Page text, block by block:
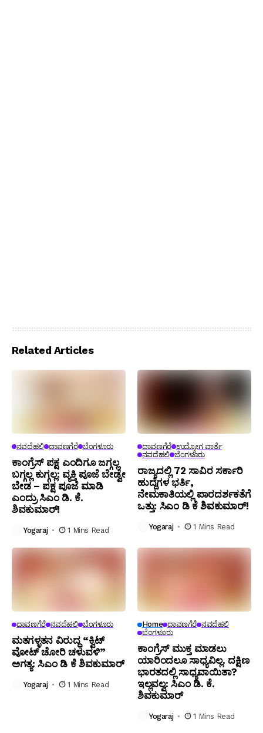
Related Articles
ನವದೆಹಲಿ ದಾವಣಗೆರೆ ಬೆಂಗಳೂರು
ಕಾಂಗ್ರೆಸ್ ಪಕ್ಷ ಎಂದಿಗೂ ಜಗ್ಗಲ್ಲ
ಬಗ್ಗಲ್ಲ ಕುಗ್ಗಲ್ಲ: ವ್ಯಕ್ತಿ ಪೂಜೆ ಬೇಡ್ವೇ
ಬೇಡ – ಪಕ್ಷ ಪೂಜೆ ಮಾಡಿ
ಎಂದ್ರು ಸಿಎಂ ಡಿ. ಕೆ.
ಶಿವಕುಮಾರ್!
Yogaraj 1 Mins Read
ದಾವಣಗೆರೆ ಉದ್ಯೋಗ ವಾರ್ತೆ
ನವದೆಹಲಿ ಬೆಂಗಳೂರು
ರಾಜ್ಯದಲ್ಲಿ 72 ಸಾವಿರ ಸರ್ಕಾರಿ
ಹುದ್ದೆಗಳ ಭರ್ತಿ,
ನೇಮಕಾತಿಯಲ್ಲಿ ಪಾರದರ್ಶಕತೆಗೆ
ಒತ್ತು: ಸಿಎಂ ಡಿ ಕೆ ಶಿವಕುಮಾರ್!
Yogaraj 1 Mins Read
ದಾವಣಗೆರೆ ನವದೆಹಲಿ ಬೆಂಗಳೂರು
ಮತಗಳ್ಳತನ ವಿರುದ್ಧ “ಕ್ವಿಟ್
ವೋಟ್ ಚೋರಿ ಚಳುವಳಿ”
ಅಗತ್ಯ: ಸಿಎಂ ಡಿ ಕೆ ಶಿವಕುಮಾರ್
Yogaraj 1 Mins Read
Home ದಾವಣಗೆರೆ ನವದೆಹಲಿ
ಬೆಂಗಳೂರು
ಕಾಂಗ್ರೆಸ್ ಮುಕ್ತ ಮಾಡಲು
ಯಾರಿಂದಲೂ ಸಾಧ್ಯವಿಲ್ಲ. ದಕ್ಷಿಣ
ಭಾರತದಲ್ಲಿ ಸಾಧ್ಯವಾಯಿತಾ?
ಇಲ್ಲವಲ್ವ: ಸಿಎಂ ಡಿ. ಕೆ.
ಶಿವಕುಮಾರ್
Yogaraj 1 Mins Read